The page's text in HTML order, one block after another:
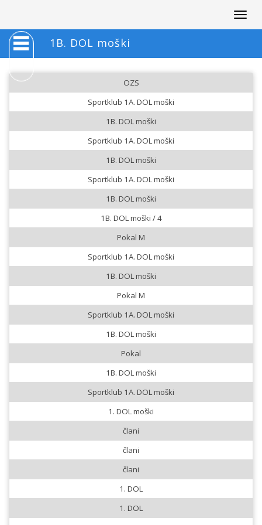
1B. DOL moški
OZS
Sportklub 1A. DOL moški
1B. DOL moški
Sportklub 1A. DOL moški
1B. DOL moški
Sportklub 1A. DOL moški
1B. DOL moški
1B. DOL moški / 4
Pokal M
Sportklub 1A. DOL moški
1B. DOL moški
Pokal M
Sportklub 1A. DOL moški
1B. DOL moški
Pokal
1B. DOL moški
Sportklub 1A. DOL moški
1. DOL moški
člani
člani
člani
1. DOL
1. DOL